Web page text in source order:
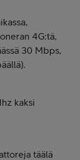
4G:tä,
30 Mbps,
kaksi
täälä